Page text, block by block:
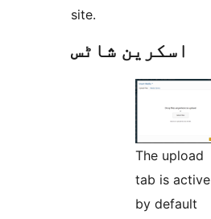
site.
اسکرین شاٹس
The upload
tab is active
by default